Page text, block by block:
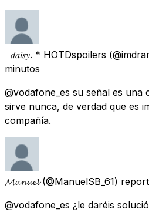
‍‍ ‍‍ ‍‍𝑑𝑎𝑖𝑠𝑦. * HOTDspoilers
minutos
@vodafone_es su señal es una
sirve nunca, de verdad que es
compañía.
𝓜𝓪𝓷𝓾𝓮𝓵 (@ManuelSB_61)
@vodafone_es ¿le daréis